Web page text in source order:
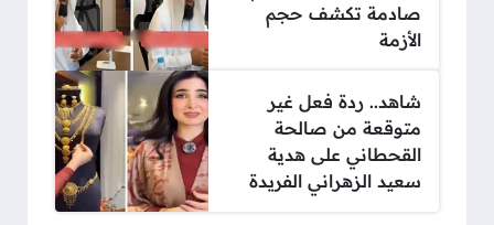
صادمة تكشف حجم
الأزمة
شاهد.. ردة فعل غير
متوقعة من صالحة
القحطاني على هدية
سعيد الزهراني الفريدة